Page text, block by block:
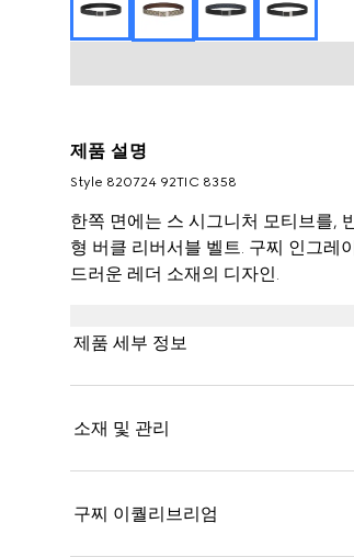
제품 설명
Style ‎820724 92TIC 8358
한쪽 면에는 스 시그니처 모티브를,
형 버클 리버서블 벨트. 구찌 인그레
드러운 레더 소재의 디자인.
제품 세부 정보
소재 및 관리
구찌 이퀄리브리엄